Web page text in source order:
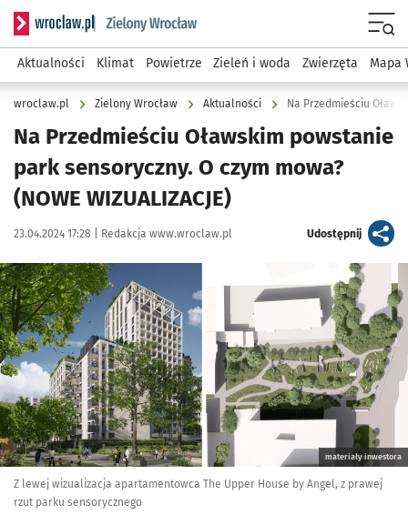
Serwis informacyjny wroclaw.pl podserwis: Środowisko we
Aktualności Klimat Powietrze Zieleń i woda Zwierzęta Mapa
wroclaw.pl Zielony Wrocław Aktualności Na Przedmieściu
Na Przedmieściu Oławskim powstanie
park sensoryczny. O czym mowa?
(NOWE WIZUALIZACJE)
Data publikacji:
23.04.2024 17:28 | Autor:
Redakcja www.wroclaw.pl Udostępnijartykuł
Kliknij, aby powiększyć
materiały inwestora
Z lewej wizualizacja apartamentowca The Upper House by Angel, z prawej
rzut parku sensorycznego